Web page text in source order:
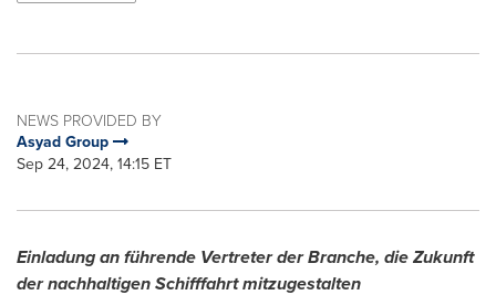
NEWS PROVIDED BY
Asyad Group
Sep 24, 2024, 14:15 ET
Einladung an führende Vertreter der Branche, die Zukunft
der nachhaltigen Schifffahrt mitzugestalten